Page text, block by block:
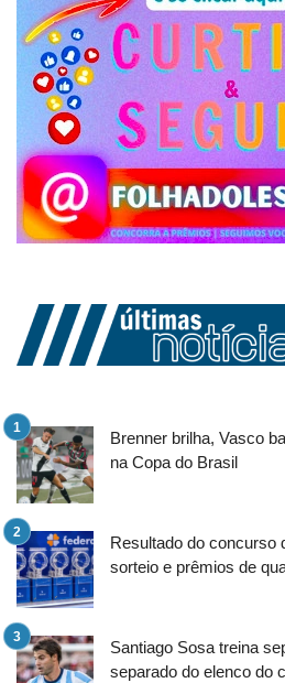
Brenner brilha, Vasco
na Copa do Brasil
Resultado do concurso
sorteio e prêmios de
Santiago Sosa treina
separado do elenco do